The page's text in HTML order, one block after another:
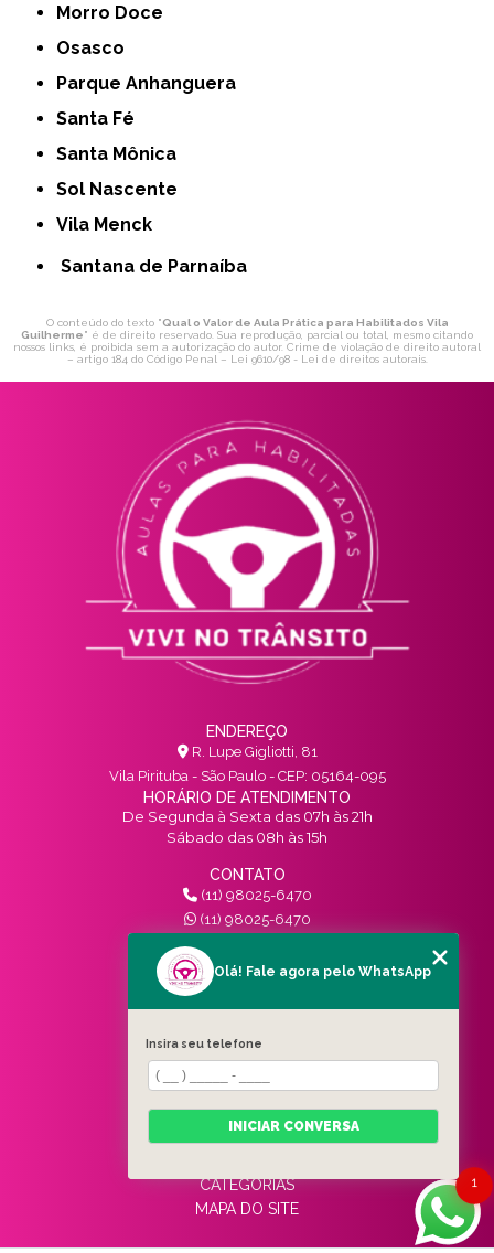
Morro Doce
Osasco
Parque Anhanguera
Santa Fé
Santa Mônica
Sol Nascente
Vila Menck
Santana de Parnaíba
O conteúdo do texto "Qual o Valor de Aula Prática para Habilitados Vila
Guilherme" é de direito reservado. Sua reprodução, parcial ou total, mesmo citando
nossos links, é proibida sem a autorização do autor. Crime de violação de direito autoral
– artigo 184 do Código Penal – Lei 9610/98 - Lei de direitos autorais.
ENDEREÇO
R. Lupe Gigliotti, 81
Vila Pirituba - São Paulo - CEP: 05164-095
HORÁRIO DE ATENDIMENTO
De Segunda à Sexta das 07h às 21h
Sábado das 08h às 15h
CONTATO
(11) 98025-6470
(11) 98025-6470
contato@vivinotransito.com.br
SIGA-NOS!
MENU
HOME
QUEM SOMOS
SERVIÇOS
BLOG
CATEGORIAS
MAPA DO SITE
1
Olá! Fale agora pelo WhatsApp
Insira seu telefone
INICIAR CONVERSA